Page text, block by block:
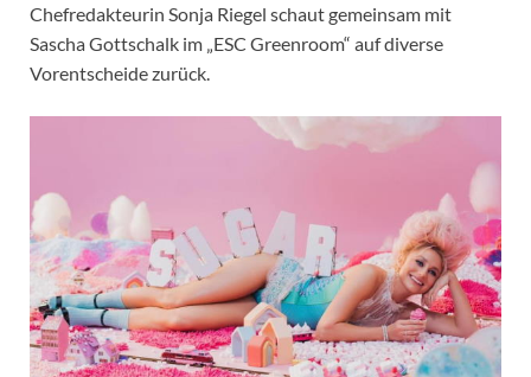
Chefredakteurin Sonja Riegel schaut gemeinsam mit
Sascha Gottschalk im „ESC Greenroom“ auf diverse
Vorentscheide zurück.